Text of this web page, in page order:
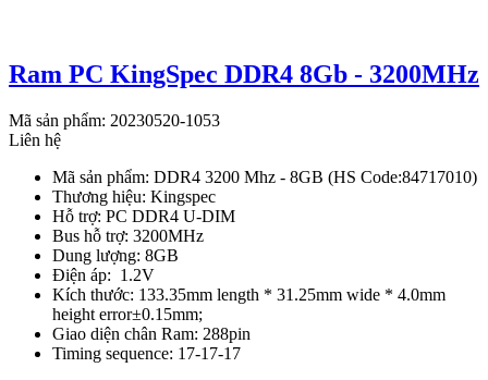
Ram PC KingSpec DDR4 8Gb - 3200MHz
Mã sản phẩm: 20230520-1053
Liên hệ
Mã sản phẩm: DDR4 3200 Mhz - 8GB (HS Code:84717010)
Thương hiệu: Kingspec
Hỗ trợ: PC DDR4 U-DIM
Bus hỗ trợ: 3200MHz
Dung lượng: 8GB
Điện áp: 1.2V
Kích thước: 133.35mm length * 31.25mm wide * 4.0mm
height error±0.15mm;
Giao diện chân Ram: 288pin
Timing sequence: 17-17-17